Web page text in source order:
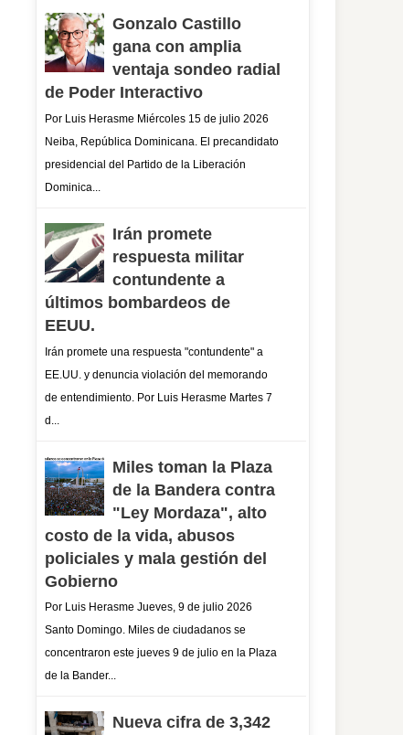
Gonzalo Castillo
gana con amplia
ventaja sondeo radial
de Poder Interactivo
Por Luis Herasme Miércoles 15 de julio 2026
Neiba, República Dominicana. El precandidato
presidencial del Partido de la Liberación
Dominica...
Irán promete
respuesta militar
contundente a
últimos bombardeos de
EEUU.
Irán promete una respuesta "contundente" a
EE.UU. y denuncia violación del memorando
de entendimiento. Por Luis Herasme Martes 7
d...
Miles toman la Plaza
de la Bandera contra
"Ley Mordaza", alto
costo de la vida, abusos
policiales y mala gestión del
Gobierno
Por Luis Herasme Jueves, 9 de julio 2026
Santo Domingo. Miles de ciudadanos se
concentraron este jueves 9 de julio en la Plaza
de la Bander...
Nueva cifra de 3,342